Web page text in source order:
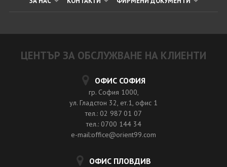
ЦЕНТЪР ЗА ОБСЛУЖВАНЕ НА КЛИЕНТИ
ОФИС СОФИЯ
гр. София 1000,
ул. Гладстон 32, ет.1, офис 1
тел.: 02 987 01 07
тел.: 0700 144 34
e-mail:office@orient99.com
ОФИС ПЛОВДИВ